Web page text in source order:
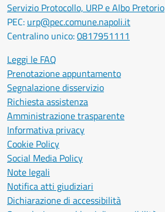
Servizio Protocollo, URP e Albo Pretorio
PEC: urp@pec.comune.napoli.it
Centralino unico:0817951111
Leggi le FAQ
Prenotazione appuntamento
Segnalazione disservizio
Richiesta assistenza
Amministrazione trasparente
Informativa privacy
Cookie Policy
Social Media Policy
Note legali
Notifica atti giudiziari
Dichiarazione di accessibilità